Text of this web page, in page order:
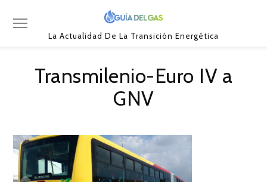
La Actualidad De La Transición Energética
Transmilenio-Euro IV a
GNV